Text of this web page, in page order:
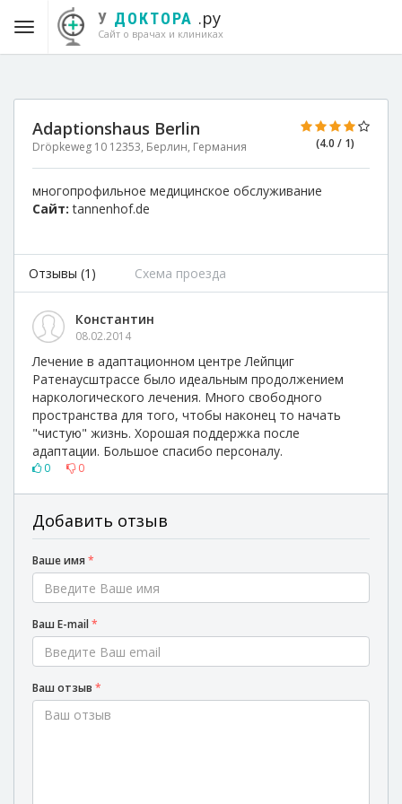
У ДОКТОРА .ру
Сайт о врачах и клиниках
(4.0 / 1)
Adaptionshaus Berlin
Dröpkeweg 10 12353, Берлин, Германия
многопрофильное медицинское обслуживание
Сайт:tannenhof.de
Отзывы (1) Схема проезда
Константин
08.02.2014
Лечение в адаптационном центре Лейпциг
Ратенаусштрассе было идеальным продолжением
наркологического лечения. Много свободного
пространства для того, чтобы наконец то начать
"чистую" жизнь. Хорошая поддержка после
адаптации. Большое спасибо персоналу.
0 0
Добавить отзыв
Ваше имя *
Ваш E-mail*
Ваш отзыв *